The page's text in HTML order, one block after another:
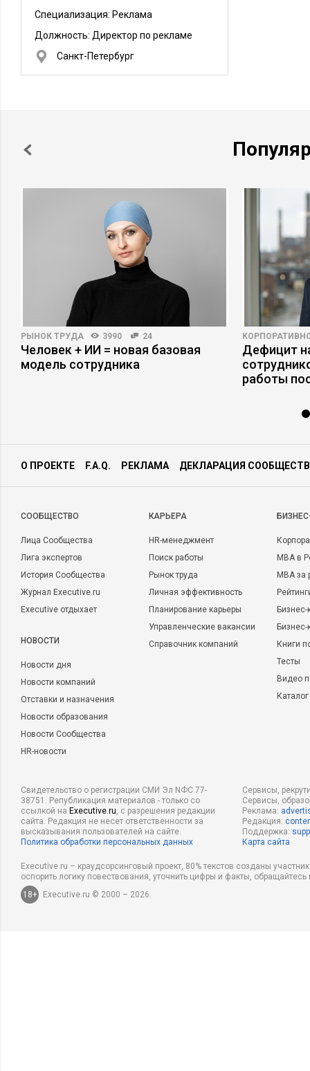
Специализация: Реклама
Должность: Директор по рекламе
Санкт-Петербург
РЫНОК ТРУДА 3990 24
Человек + ИИ = новая базовая
модель сотрудника
Дефицит
работы
О ПРОЕКТЕ F.A.Q. РЕКЛАМА ДЕКЛАРАЦИЯ
CООБЩЕСТВО
Лица Сообщества
Лига экспертов
История Сообщества
Журнал Executive.ru
Executive отдыхает
НОВОСТИ
Новости дня
Новости компаний
Отставки и назначения
Новости образования
Новости Сообщества
HR-новости
КАРЬЕРА
HR-менеджмент
Поиск работы
Рынок труда
Личная эффективность
Планирование карьеры
Управленческие вакансии
Справочник компаний
MBA в
MBA
Бизнес-
Книги
Тесты
Видео
Свидетельство о регистрации СМИ Эл NФС 77-
38751. Републикация материалов - только со
ссылкой на Executive.ru, с разрешения редакции
сайта. Редакция не несет ответственности за
высказывания пользователей на сайте.
Политика обработки персональных данных
Сервисы,
Сервисы,
Реклама:
Редакция:
Поддержка:
Карта сайта
Executive.ru – краудсорсинговый проект, 80% текстов созданы
оспорить логику повествования, уточнить цифры и факты,
18+
Executive.ru © 2000 – 2026.